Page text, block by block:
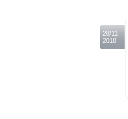
28/11
2010